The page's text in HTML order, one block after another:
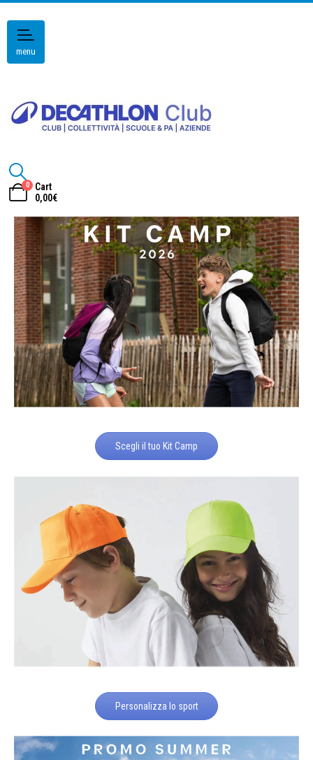
menu
0
Cart
0,00€
Scegli il tuo Kit Camp
Personalizza lo sport